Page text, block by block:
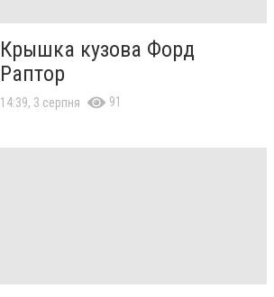
Крышка кузова Форд
Раптор
14:39, 3 серпня 91